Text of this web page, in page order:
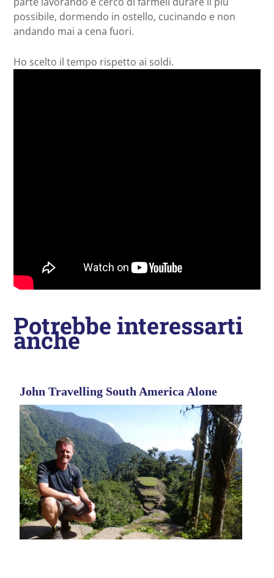
possibile, dormendo in ostello, cucinando e non
andando mai a cena fuori.
Ho scelto il tempo rispetto ai soldi.
Potrebbe interessarti
anche
John Travelling South America Alone